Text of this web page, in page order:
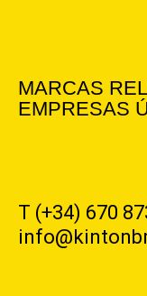
MARCAS
EMPRESAS
T (+34) 670